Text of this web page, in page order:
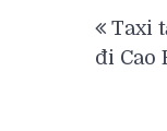
Taxi
đi Cao